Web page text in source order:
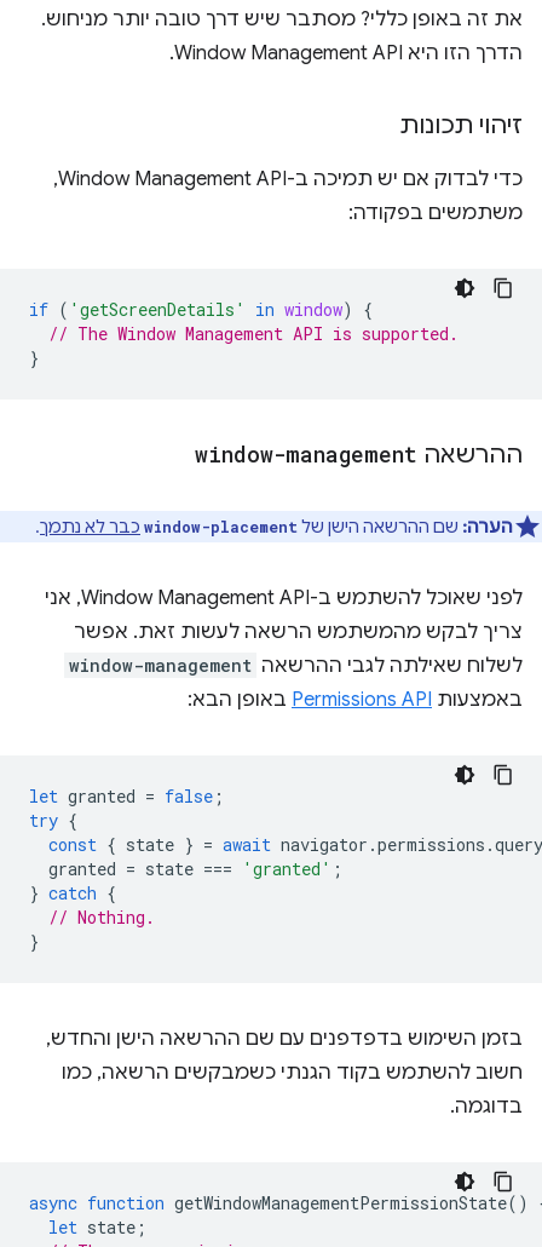
את זה באופן כללי? מסתבר שיש דרך טובה יותר מניחוש.
הדרך הזו היא Window Management API.
זיהוי תכונות
כדי לבדוק אם יש תמיכה ב-Window Management API,
משתמשים בפקודה:
if ( 'getScreenDetails' in window)
{
// The Window Management API is supported.
}
ההרשאה window-management
הערה: שם ההרשאה הישן שלwindow-placement כבר לא נתמך.
לפני שאוכל להשתמש ב-Window Management API, אני
צריך לבקש מהמשתמש הרשאה לעשות זאת. אפשר
לשלוח שאילתה לגבי ההרשאה window-management
באמצעות Permissions API באופן הבא:
let granted = false ;
try {
const { state } = await navigator .permissions .query
granted = state === 'granted' ;
} catch {
// Nothing.
}
בזמן השימוש בדפדפנים עם שם ההרשאה הישן והחדש,
חשוב להשתמש בקוד הגנתי כשמבקשים הרשאה, כמו
בדוגמה.
async function getWindowManagementPermissionState()
let state ;